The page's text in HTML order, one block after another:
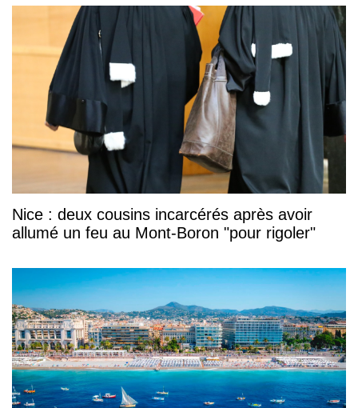
Nice : deux cousins incarcérés après avoir
allumé un feu au Mont-Boron "pour rigoler"